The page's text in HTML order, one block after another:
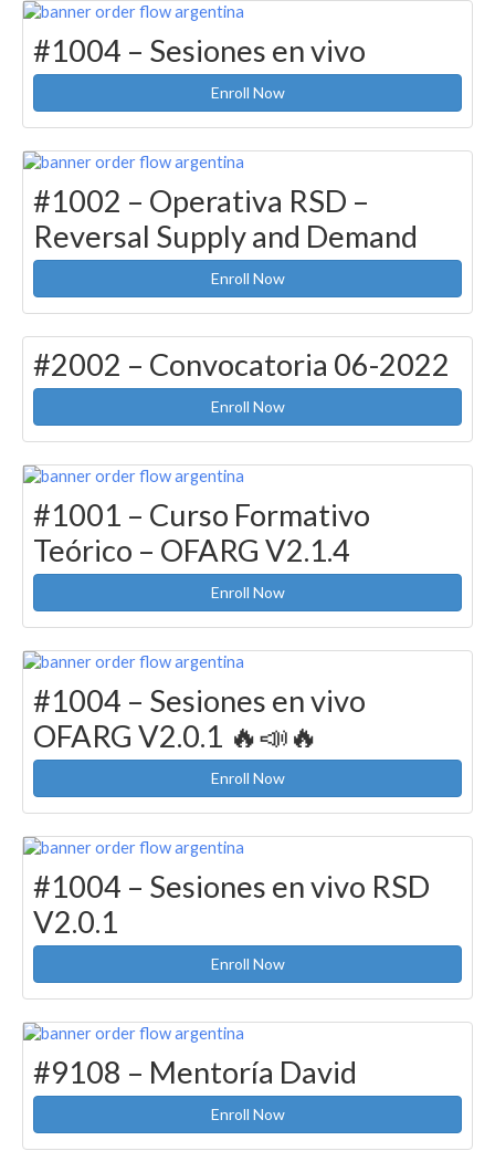
#1004 – Sesiones en vivo
Enroll Now
#1002 – Operativa RSD –
Reversal Supply and Demand
Enroll Now
#2002 – Convocatoria 06-2022
Enroll Now
#1001 – Curso Formativo
Teórico – OFARG V2.1.4
Enroll Now
#1004 – Sesiones en vivo
OFARG V2.0.1 🔥📣🔥
Enroll Now
#1004 – Sesiones en vivo RSD
V2.0.1
Enroll Now
#9108 – Mentoría David
Enroll Now